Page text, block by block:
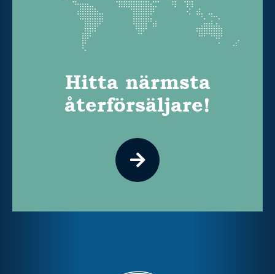
Hitta närmsta
återförsäljare!